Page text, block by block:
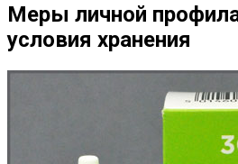
Меры личной
условия хранения